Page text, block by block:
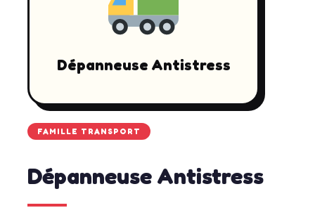
Dépanneuse Antistress
FAMILLE TRANSPORT
Dépanneuse Antistress